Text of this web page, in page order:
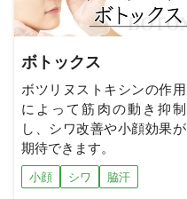
ボトックス
ボツリヌストキシンの作用
によって筋肉の動き抑制
し、シワ改善や小顔効果が
期待できます。
小顔 シワ 脇汗